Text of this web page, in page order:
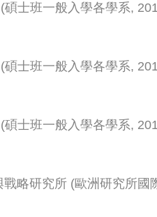
(碩士班一般入學各學系,
(碩士班一般入學各學系,
(碩士班一般入學各學系,
戰略研究所 (歐洲研究所國